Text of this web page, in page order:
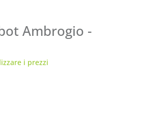
Ambrogio -
i prezzi